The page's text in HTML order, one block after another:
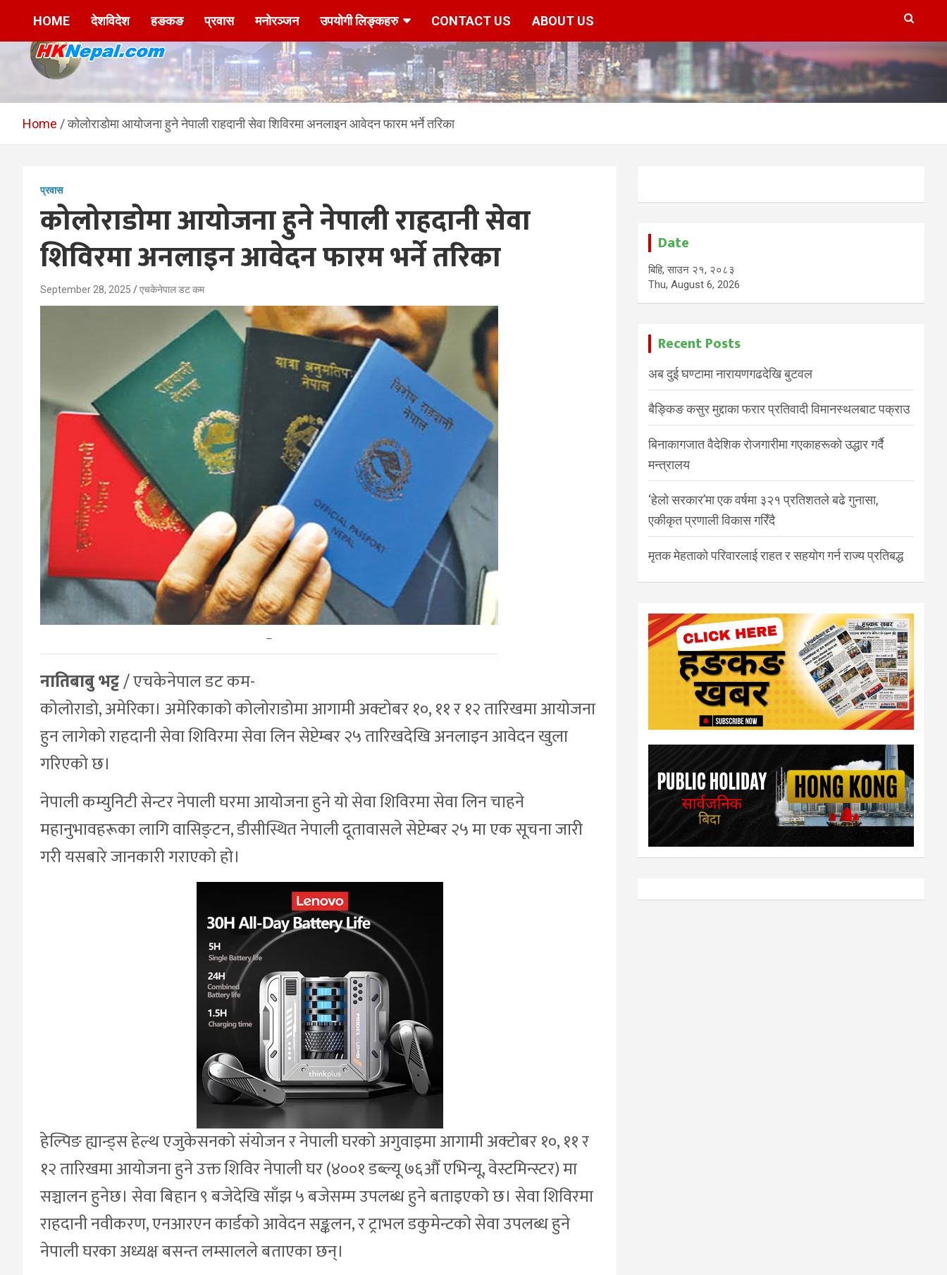
HKNepal.com –
हङकङबाट सञ्चालित पहिलो
hknepal, hknepal.com, hk nepal, hk nepal com
HOME देशविदेश हङकङ प्रवास मनोरञ्जन उपयोगी लिङ्कहरु CONTACT US ABOUT US
Home कोलोराडोमा आयोजना हुने नेपाली राहदानी सेवा शिविरमा अनलाइन आवेदन फारम भर्ने तरिका
प्रवास
कोलोराडोमा आयोजना हुने नेपाली राहदानी सेवा
शिविरमा अनलाइन आवेदन फारम भर्ने तरिका
September 28, 2025 एचकेनेपाल डट कम
–
नातिबाबु भट्ट/ एचकेनेपाल डट कम-
कोलोराडो, अमेरिका। अमेरिकाको कोलोराडोमा आगामी अक्टोबर १०, ११ र १२ तारिखमा आयोजना
हुन लागेको राहदानी सेवा शिविरमा सेवा लिन सेप्टेम्बर २५ तारिखदेखि अनलाइन आवेदन खुला
गरिएको छ।
नेपाली कम्युनिटी सेन्टर नेपाली घरमा आयोजना हुने यो सेवा शिविरमा सेवा लिन चाहने
महानुभावहरूका लागि वासिङ्टन, डीसीस्थित नेपाली दूतावासले सेप्टेम्बर २५ मा एक सूचना जारी
गरी यसबारे जानकारी गराएको हो।
हेल्पिङ ह्यान्ड्स हेल्थ एजुकेसनको संयोजन र नेपाली घरको अगुवाइमा आगामी अक्टोबर १०, ११ र
१२ तारिखमा आयोजना हुने उक्त शिविर नेपाली घर (४००१ डब्ल्यू ७६औँ एभिन्यू, वेस्टमिन्स्टर) मा
सञ्चालन हुनेछ। सेवा बिहान ९ बजेदेखि साँझ ५ बजेसम्म उपलब्ध हुने बताइएको छ। सेवा शिविरमा
राहदानी नवीकरण, एनआरएन कार्डको आवेदन सङ्कलन, र ट्राभल डकुमेन्टको सेवा उपलब्ध हुने
नेपाली घरका अध्यक्ष बसन्त लम्सालले बताएका छन्।
Date
बिहि, साउन २१, २०८३
Thu, August 6, 2026
Recent Posts
अब दुई घण्टामा नारायणगढदेखि बुटवल
बैङ्किङ कसुर मुद्दाका फरार प्रतिवादी विमानस्थलबाट पक्राउ
बिनाकागजात वैदेशिक रोजगारीमा गएकाहरूको उद्धार गर्दै
मन्त्रालय
‘हेलो सरकार’मा एक वर्षमा ३२१ प्रतिशतले बढे गुनासा,
एकीकृत प्रणाली विकास गरिँदै
मृतक मेहताको परिवारलाई राहत र सहयोग गर्न राज्य प्रतिबद्ध